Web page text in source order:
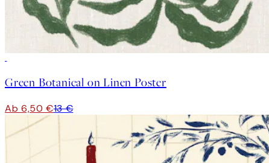
Green Botanical on Linen Poster
Ab 6,50 €13 €